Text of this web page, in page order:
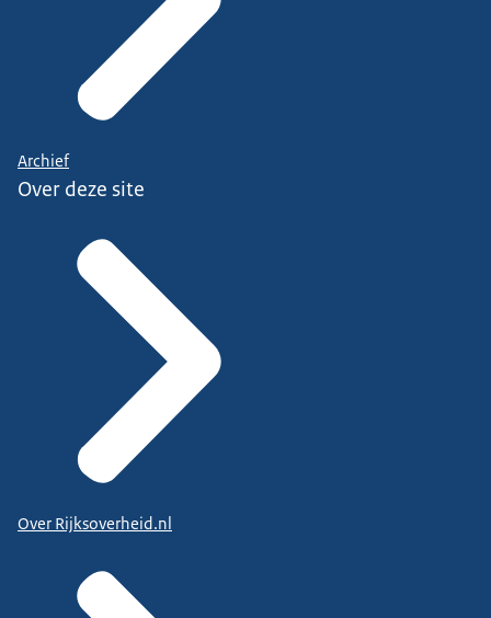
Archief
Over deze site
Over Rijksoverheid.nl